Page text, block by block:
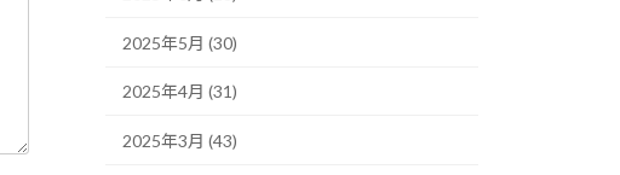
2025年5月 (30)
2025年4月 (31)
2025年3月 (43)